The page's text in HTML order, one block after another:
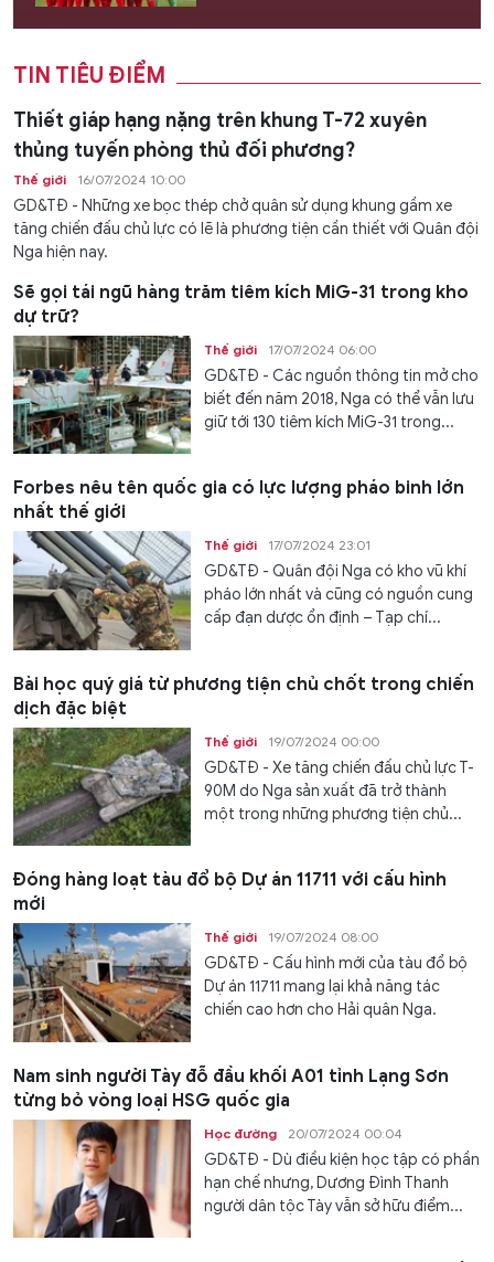
TIN TIÊU ĐIỂM
Thiết giáp hạng nặng trên khung T-72 xuyên
thủng tuyến phòng thủ đối phương?
Thế giới 16/07/2024 10:00
GD&TĐ - Những xe bọc thép chở quân sử dụng khung gầm xe
tăng chiến đấu chủ lực có lẽ là phương tiện cần thiết với Quân đội
Nga hiện nay.
Sẽ gọi tái ngũ hàng trăm tiêm kích MiG-31 trong kho
dự trữ?
Thế giới 17/07/2024 06:00
GD&TĐ - Các nguồn thông tin mở cho
biết đến năm 2018, Nga có thể vẫn lưu
giữ tới 130 tiêm kích MiG-31 trong...
Forbes nêu tên quốc gia có lực lượng pháo binh lớn
nhất thế giới
Thế giới 17/07/2024 23:01
GD&TĐ - Quân đội Nga có kho vũ khí
pháo lớn nhất và cũng có nguồn cung
cấp đạn dược ổn định – Tạp chí...
Bài học quý giá từ phương tiện chủ chốt trong chiến
dịch đặc biệt
Thế giới 19/07/2024 00:00
GD&TĐ - Xe tăng chiến đấu chủ lực T-
90M do Nga sản xuất đã trở thành
một trong những phương tiện chủ...
Đóng hàng loạt tàu đổ bộ Dự án 11711 với cấu hình
mới
Thế giới 19/07/2024 08:00
GD&TĐ - Cấu hình mới của tàu đổ bộ
Dự án 11711 mang lại khả năng tác
chiến cao hơn cho Hải quân Nga.
Nam sinh người Tày đỗ đầu khối A01 tỉnh Lạng Sơn
từng bỏ vòng loại HSG quốc gia
Học đường 20/07/2024 00:04
GD&TĐ - Dù điều kiện học tập có phần
hạn chế nhưng, Dương Đình Thanh
người dân tộc Tày vẫn sở hữu điểm...